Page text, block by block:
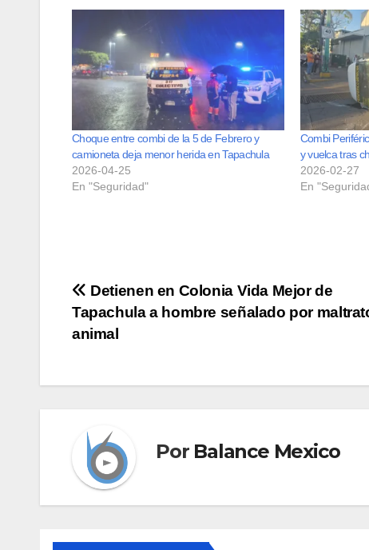
Choque entre combi de la 5 de Febrero y
camioneta deja menor herida en Tapachula
2026-04-25
En "Seguridad"
Combi
y vuelca tras
2026-02-27
En
Navegación
de
Detienen en Colonia Vida Mejor de
Tapachula a hombre señalado por
animal
Por Balance Mexico